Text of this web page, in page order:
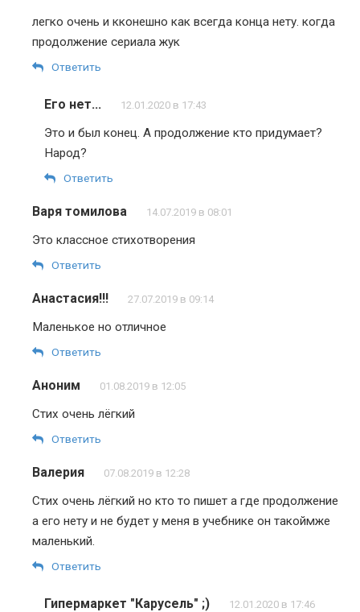
легко очень и кконешно как всегда конца нету. когда
продолжение сериала жук
Ответить
Его нет... 12.01.2020 в 17:43
Это и был конец. А продолжение кто придумает?
Народ?
Ответить
Варя томилова 14.07.2019 в 08:01
Это классное стихотворения
Ответить
Анастасия!!! 27.07.2019 в 09:14
Маленькое но отличное
Ответить
Аноним 01.08.2019 в 12:05
Стих очень лёгкий
Ответить
Валерия 07.08.2019 в 12:28
Стих очень лёгкий но кто то пишет а где продолжение
а его нету и не будет у меня в учебнике он такоймже
маленький.
Ответить
Гипермаркет "Карусель" ;) 12.01.2020 в 17:46